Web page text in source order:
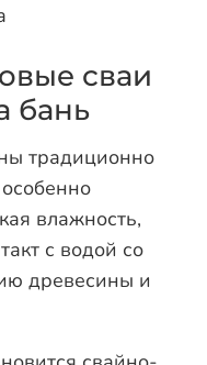
сваи
бань
традиционно
влажность,
с водой со
древесины и